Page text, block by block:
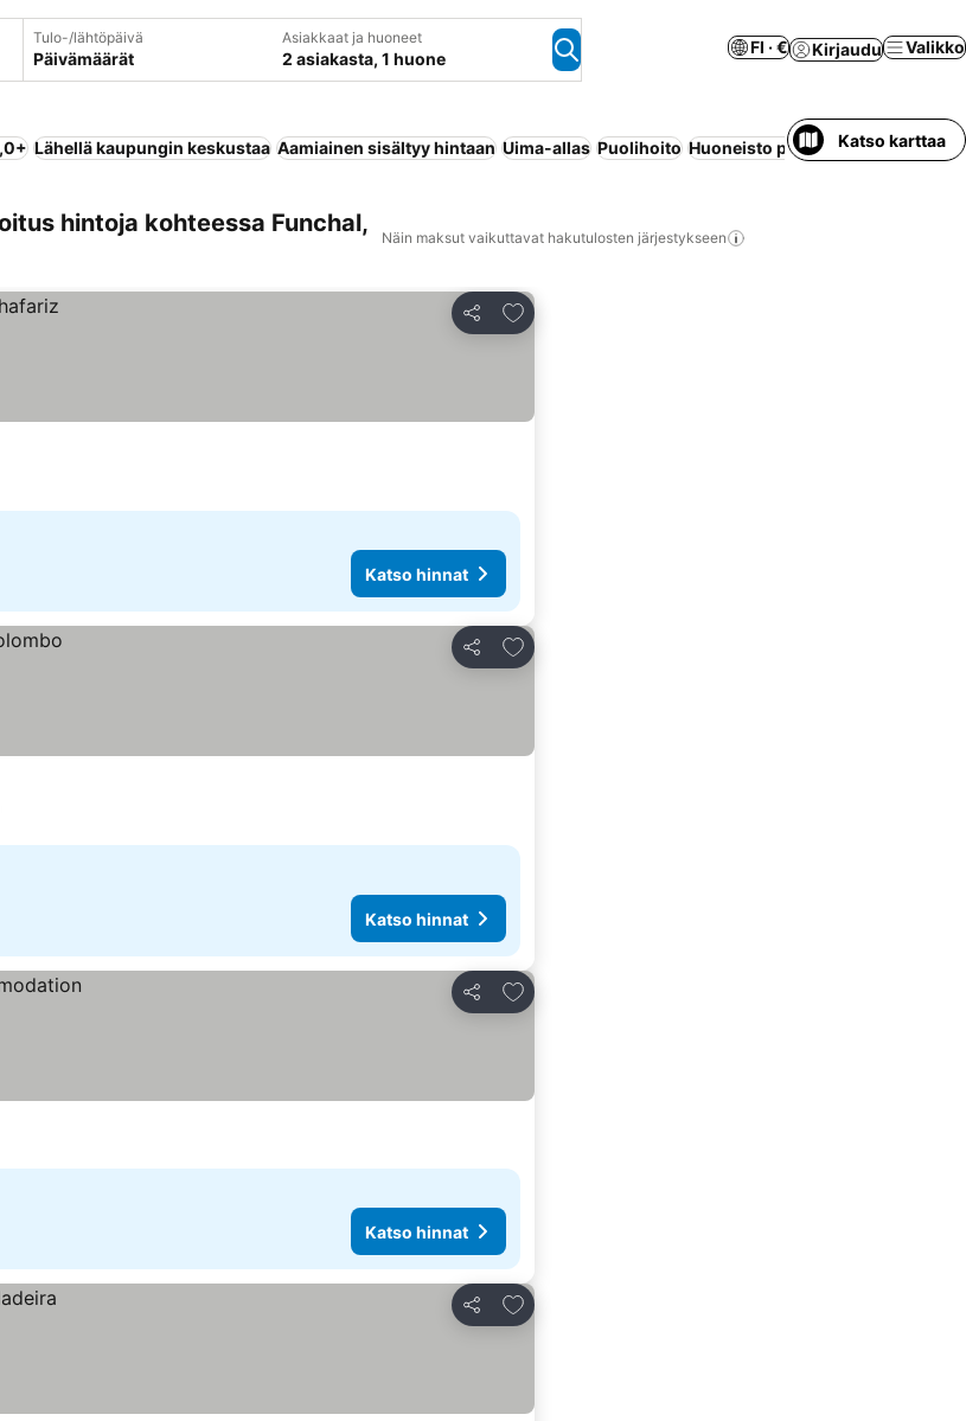
Tulo-/lähtöpäivä
Päivämäärät
Asiakkaat ja huoneet
2 asiakasta, 1 huone
FI · € Kirjaudu Valikko
Lähellä kaupungin keskustaa Aamiainen sisältyy hintaan Uima-allas Puolihoito Huoneisto palveluilla All inclusive
Katso karttaa
hintoja kohteessa Funchal,
Näin maksut vaikuttavat hakutulosten järjestykseen
Jaa
Lisää suosikkeihin
Katso hinnat
Jaa
Lisää suosikkeihin
Katso hinnat
Jaa
Lisää suosikkeihin
Katso hinnat
Jaa
Lisää suosikkeihin